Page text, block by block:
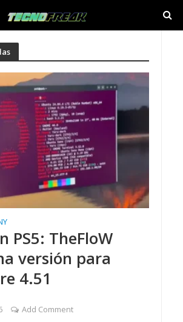
PS5: TheFloW
versión para
4.51
Add Comment